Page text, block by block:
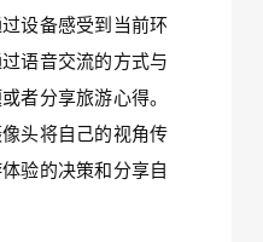
设备感受到当前环
语音交流的方式与
者分享旅游心得。
头将自己的视角传
验的决策和分享自